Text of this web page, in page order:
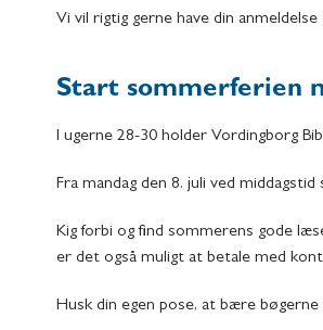
Vi vil rigtig gerne have din
Start sommerferien
I ugerne 28-30 holder Vordingborg
Fra mandag den 8. juli ved
Kig forbi og find sommerens gode
er det også muligt at betale med
Husk din egen pose, at bære bøgerne